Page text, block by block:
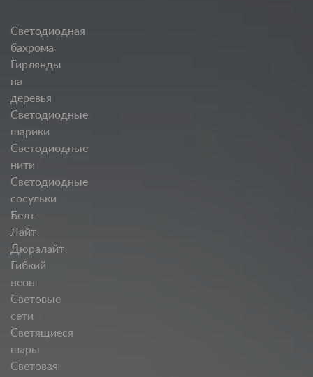
Светодиодная
бахрома
Гирлянды
на
деревья
Светодиодные
шарики
Светодиодные
нити
Светодиодные
сосульки
Белт
Лайт
Дюралайт
Гибкий
неон
Световые
сети
Светящиеся
шары
Световая